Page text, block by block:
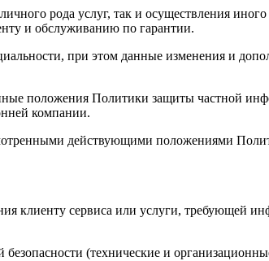
рода услуг, так и осуществления
и обслуживанию по гарантии.
при этом данные изменения и
положения Политики защиты частной
компании.
действующими положениями
клиенту сервиса или услуги, требующей
(технические и